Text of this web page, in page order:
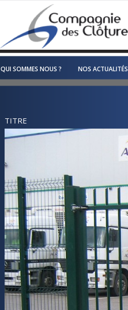
QUI SOMMES NOUS ? NOS ACTUALITÉS
TITRE